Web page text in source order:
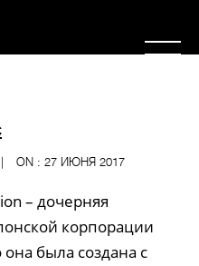
ON : 27 ИЮНЯ 2017
– дочерняя
корпорации
была создана с